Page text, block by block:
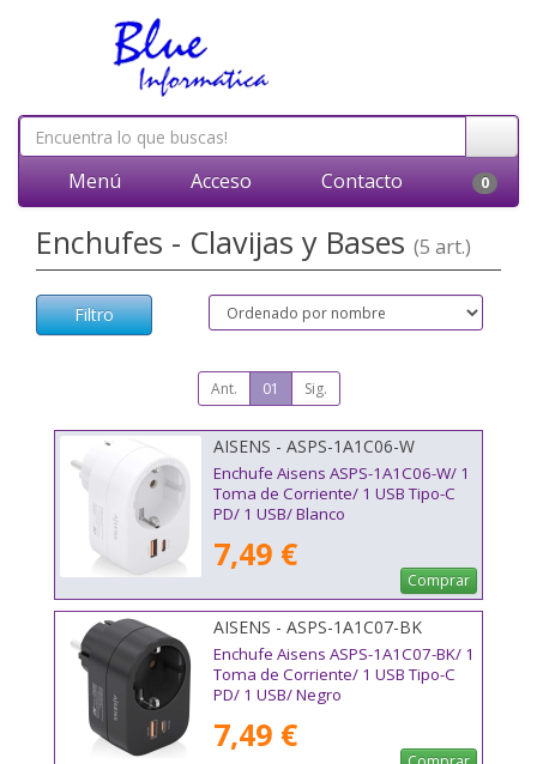
Menú Acceso Contacto 0
Enchufes - Clavijas y Bases (5 art.)
Filtro
Ant. 01 Sig.
AISENS - ASPS-1A1C06-W
Enchufe Aisens ASPS-1A1C06-W/ 1
Toma de Corriente/ 1 USB Tipo-C
PD/ 1 USB/ Blanco
7,49 €
Comprar
AISENS - ASPS-1A1C07-BK
Enchufe Aisens ASPS-1A1C07-BK/ 1
Toma de Corriente/ 1 USB Tipo-C
PD/ 1 USB/ Negro
7,49 €